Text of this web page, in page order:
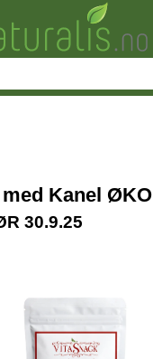
Kanel ØKO
30.9.25